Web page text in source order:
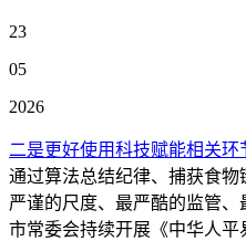
23
05
2026
二是更好使用科技赋能相关环
通过算法总结纪律、捕获食
严谨的尺度、最严酷的监管、
市常委会持续开展《中华人平